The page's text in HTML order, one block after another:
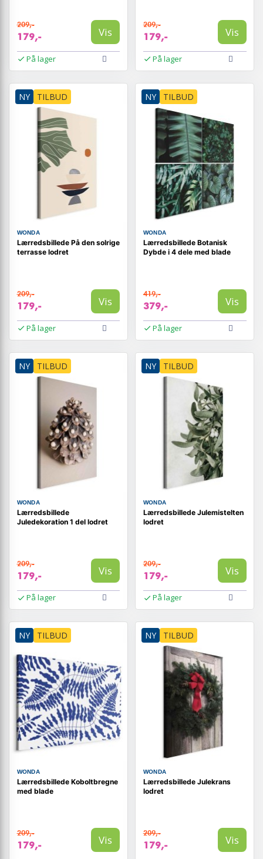
209,-
179,- Vis
På lager
209,-
179,- Vis
På lager
NY TILBUD
WONDA
Lærredsbillede På den solrige
terrasse lodret
209,-
179,- Vis
På lager
NY TILBUD
WONDA
Lærredsbillede Botanisk
Dybde i 4 dele med blade
419,-
379,- Vis
På lager
NY TILBUD
WONDA
Lærredsbillede
Juledekoration 1 del lodret
209,-
179,- Vis
På lager
NY TILBUD
WONDA
Lærredsbillede Julemistelten
lodret
209,-
179,- Vis
På lager
NY TILBUD
WONDA
Lærredsbillede Koboltbregne
med blade
209,-
179,- Vis
NY TILBUD
WONDA
Lærredsbillede Julekrans
lodret
209,-
179,- Vis